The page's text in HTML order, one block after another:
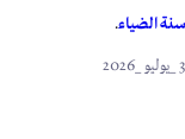
الضياء.